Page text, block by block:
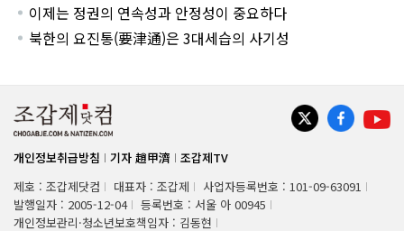
이제는 정권의 연속성과 안정성이 중요하다
북한의 요진통(要津通)은 3대세습의 사기성
개인정보취급방침 기자 趙甲濟
조갑제TV
제호 : 조갑제닷컴
대표자 : 조갑제
사업자등록번호 : 101-09-63091
발행일자 : 2005-12-04
등록번호 : 서울 아 00945
개인정보관리·청소년보호책임자 : 김동현